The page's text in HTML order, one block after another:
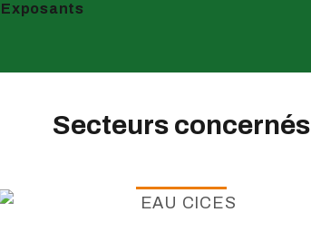
Exposants
Secteurs concernés